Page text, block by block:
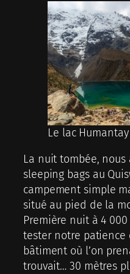
Le lac Humantay
La nuit tombée,
sleeping bags au
campement simple
situé au pied de la
Première nuit à 4
tester notre patience
bâtiment où l’on
trouvait… 30 mètres